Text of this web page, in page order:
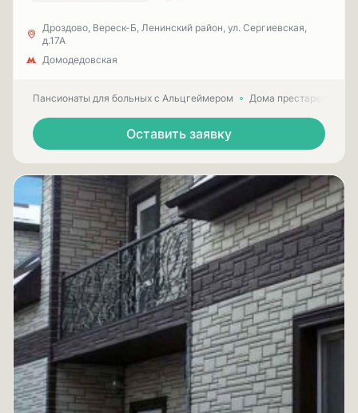
Дроздово, Вереск-Б, Ленинский район, ул. Сергиевская,
д.17А
Домодедовская
Пансионаты для больных с Альцгеймером Дома престарелых
Оставить заявку